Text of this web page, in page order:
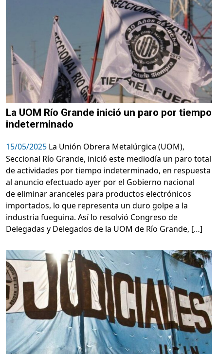
La UOM Río Grande inició un paro por tiempo
indeterminado
15/05/2025 La Unión Obrera Metalúrgica (UOM),
Seccional Río Grande, inició este mediodía un paro total
de actividades por tiempo indeterminado, en respuesta
al anuncio efectuado ayer por el Gobierno nacional
de eliminar aranceles para productos electrónicos
importados, lo que representa un duro golpe a la
industria fueguina. Así lo resolvió Congreso de
Delegadas y Delegados de la UOM de Río Grande, […]